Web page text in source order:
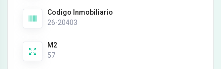
Codigo Inmobiliario
26-20403
M2
57